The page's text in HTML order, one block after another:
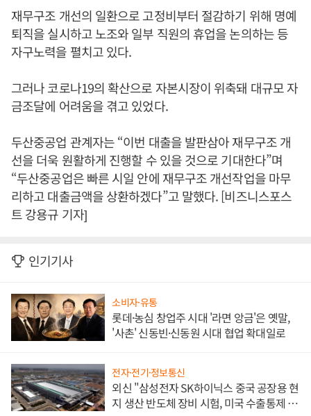
재무구조 개선의 일환으로 고정비부터 절감하기 위해 명예
퇴직을 실시하고 노조와 일부 직원의 휴업을 논의하는 등
자구노력을 펼치고 있다.
그러나 코로나19의 확산으로 자본시장이 위축돼 대규모 자
금조달에 어려움을 겪고 있었다.
두산중공업 관계자는 “이번 대출을 발판삼아 재무구조 개
선을 더욱 원활하게 진행할 수 있을 것으로 기대한다”며
“두산중공업은 빠른 시일 안에 재무구조 개선작업을 마무
리하고 대출금액을 상환하겠다”고 말했다. [비즈니스포스
트 강용규 기자]
인기기사
소비자·유통
롯데·농심 창업주 시대 '라면 앙금'은 옛말,
'사촌' 신동빈·신동원 시대 협업 확대일로
전자·전기·정보통신
외신 "삼성전자 SK하이닉스 중국 공장용 현
지 생산 반도체 장비 시험, 미국 수출통제 대